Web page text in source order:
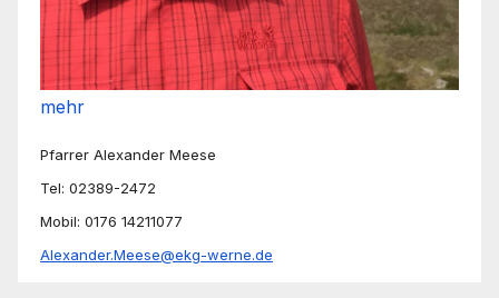
mehr
Pfarrer Alexander Meese
Tel: 02389-2472
Mobil: 0176 14211077
Alexander.Meese@ekg-werne.de